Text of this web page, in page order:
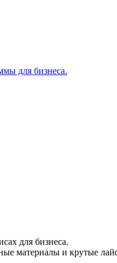
для бизнеса.
для бизнеса.
материалы и крутые